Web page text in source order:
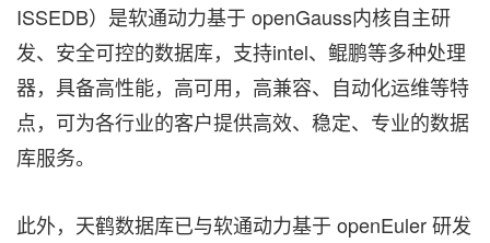
ISSEDB）是软通动力基于 openGauss内核自主研
发、安全可控的数据库，支持intel、鲲鹏等多种处理
器，具备高性能，高可用，高兼容、自动化运维等特
点，可为各行业的客户提供高效、稳定、专业的数据
库服务。
此外，天鹤数据库已与软通动力基于 openEuler 研发